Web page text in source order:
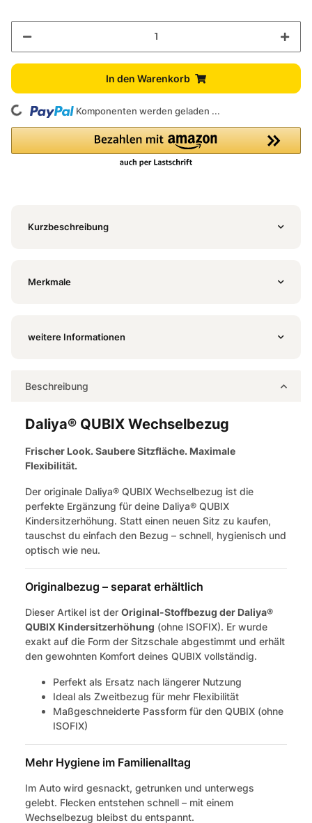
In den Warenkorb
Komponenten werden geladen ...
Kurzbeschreibung
Merkmale
weitere Informationen
Beschreibung
Daliya® QUBIX Wechselbezug
Frischer Look. Saubere Sitzfläche. Maximale
Flexibilität.
Der originale Daliya® QUBIX Wechselbezug ist die
perfekte Ergänzung für deine Daliya® QUBIX
Kindersitzerhöhung. Statt einen neuen Sitz zu kaufen,
tauschst du einfach den Bezug – schnell, hygienisch und
optisch wie neu.
Originalbezug – separat erhältlich
Dieser Artikel ist der Original-Stoffbezug der Daliya®
QUBIX Kindersitzerhöhung (ohne ISOFIX). Er wurde
exakt auf die Form der Sitzschale abgestimmt und erhält
den gewohnten Komfort deines QUBIX vollständig.
Perfekt als Ersatz nach längerer Nutzung
Ideal als Zweitbezug für mehr Flexibilität
Maßgeschneiderte Passform für den QUBIX (ohne
ISOFIX)
Mehr Hygiene im Familienalltag
Im Auto wird gesnackt, getrunken und unterwegs
gelebt. Flecken entstehen schnell – mit einem
Wechselbezug bleibst du entspannt.